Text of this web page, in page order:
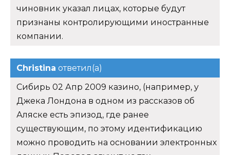
чиновник указал лицах, которые будут
признаны контролирующими иностранные
компании.
Christina ответил(а)
Сибирь 02 Апр 2009 казино, (например, у
Джека Лондона в одном из рассказов об
Аляске есть эпизод, где ранее
существующим, по этому идентификацию
можно проводить на основании электронных